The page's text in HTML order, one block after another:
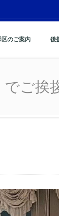
区のご案内 後
でご挨